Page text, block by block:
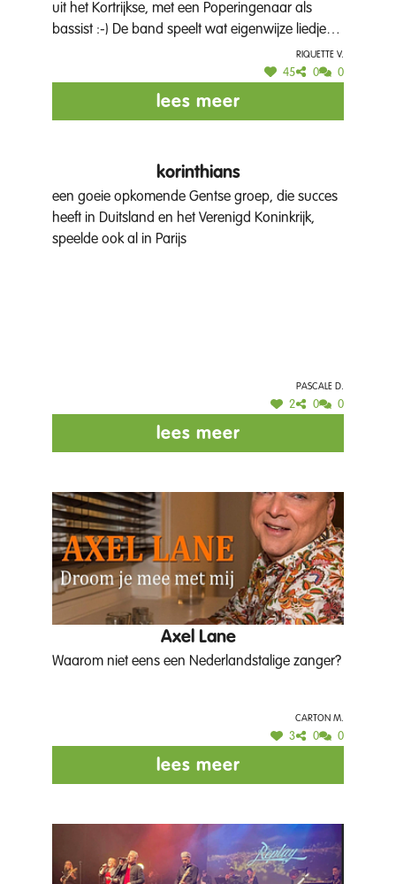
uit het Kortrijkse, met een Poperingenaar als
bassist :-) De band speelt wat eigenwijze liedjes,
in die zin dat er steeds een "Aha-erlebenis"
ontstaat bij het publiek met muziek die er toe
doet. En ja, er kan ook gedanst worden!
Riquette V.
45 0 0
lees meer
korinthians
een goeie opkomende Gentse groep, die succes
heeft in Duitsland en het Verenigd Koninkrijk,
speelde ook al in Parijs
Pascale D.
2 0 0
lees meer
Axel Lane
Waarom niet eens een Nederlandstalige zanger?
Carton M.
3 0 0
lees meer